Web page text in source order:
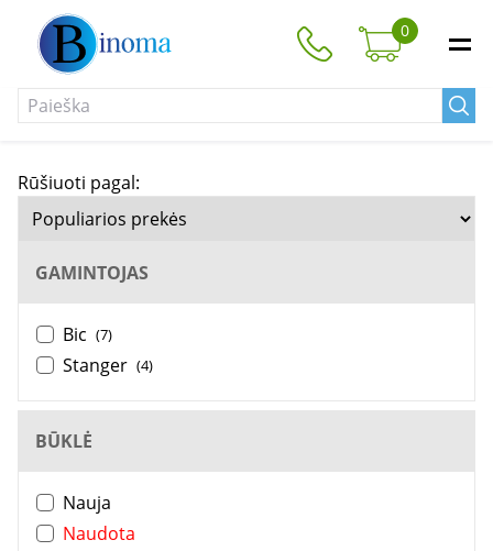
0
Rūšiuoti pagal:
GAMINTOJAS
Bic (7)
Stanger (4)
BŪKLĖ
Nauja
Naudota